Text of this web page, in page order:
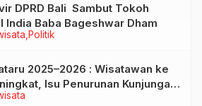
Politik
DPRD Bali Sambut Tokoh
India Baba Bageshwar Dham
2025–2026 : Wisatawan ke
Isu Penurunan Kunjungan